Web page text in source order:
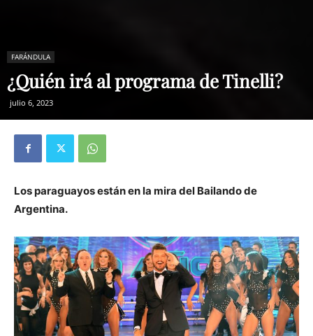
FARÁNDULA
¿Quién irá al programa de Tinelli?
julio 6, 2023
Los paraguayos están en la mira del Bailando de
Argentina.